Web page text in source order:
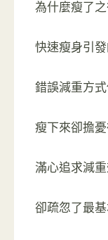
為什麼瘦了
快速瘦身引
錯誤減重方
瘦下來卻擔
滿心追求減
卻疏忽了最